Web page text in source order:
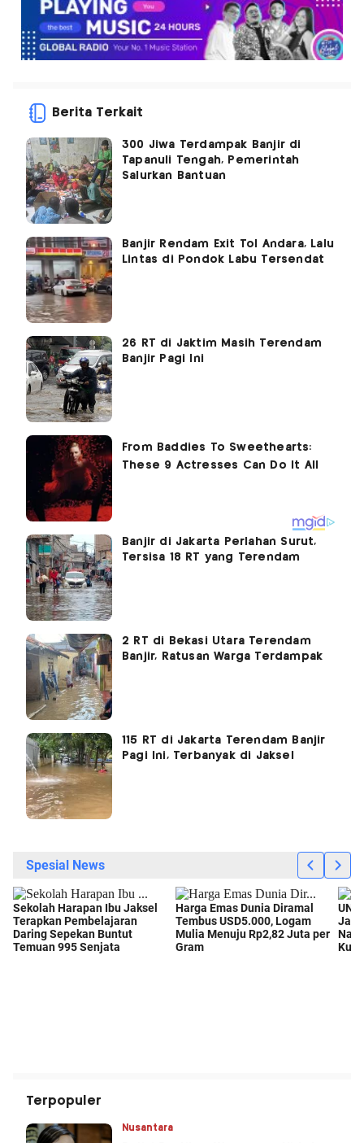
Berita Terkait
300 Jiwa Terdampak Banjir di
Tapanuli Tengah, Pemerintah
Salurkan Bantuan
Banjir Rendam Exit Tol Andara, Lalu
Lintas di Pondok Labu Tersendat
26 RT di Jaktim Masih Terendam
Banjir Pagi Ini
Banjir di Jakarta Perlahan Surut,
Tersisa 18 RT yang Terendam
2 RT di Bekasi Utara Terendam
Banjir, Ratusan Warga Terdampak
115 RT di Jakarta Terendam Banjir
Pagi Ini, Terbanyak di Jaksel
Terpopuler
Nusantara